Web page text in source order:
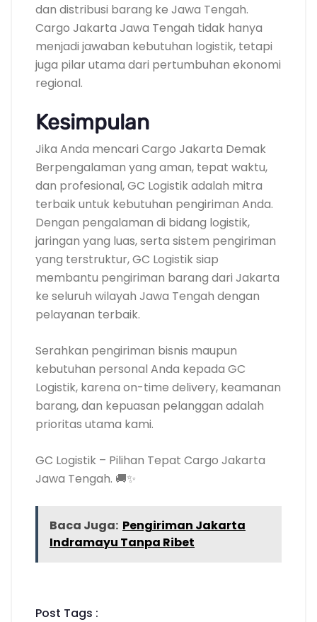
dan distribusi barang ke Jawa Tengah.
Cargo Jakarta Jawa Tengah tidak hanya
menjadi jawaban kebutuhan logistik, tetapi
juga pilar utama dari pertumbuhan ekonomi
regional.
Kesimpulan
Jika Anda mencari Cargo Jakarta Demak
Berpengalaman yang aman, tepat waktu,
dan profesional, GC Logistik adalah mitra
terbaik untuk kebutuhan pengiriman Anda.
Dengan pengalaman di bidang logistik,
jaringan yang luas, serta sistem pengiriman
yang terstruktur, GC Logistik siap
membantu pengiriman barang dari Jakarta
ke seluruh wilayah Jawa Tengah dengan
pelayanan terbaik.
Serahkan pengiriman bisnis maupun
kebutuhan personal Anda kepada GC
Logistik, karena on-time delivery, keamanan
barang, dan kepuasan pelanggan adalah
prioritas utama kami.
GC Logistik – Pilihan Tepat Cargo Jakarta
Jawa Tengah. 🚚✨
Baca Juga: Pengiriman Jakarta
Indramayu Tanpa Ribet
Post Tags :